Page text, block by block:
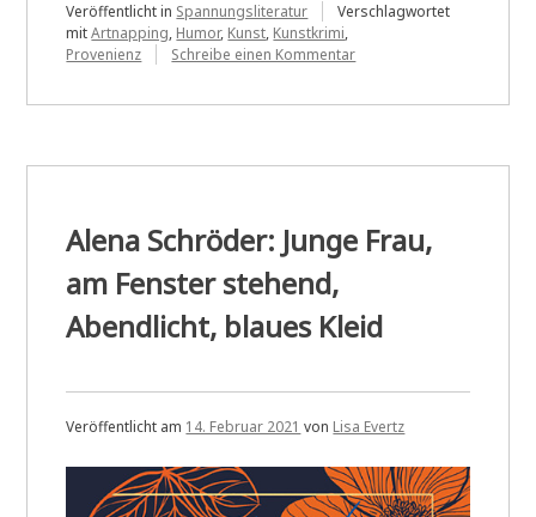
Veröffentlicht in Spannungsliteratur
Verschlagwortet
mitArtnapping, Humor, Kunst, Kunstkrimi,
Provenienz
Schreibe einen Kommentarzu
blauen
Caravaggios
Schatten
Alena Schröder: Junge Frau,
am Fenster stehend,
Abendlicht, blaues Kleid
Veröffentlicht am 14. Februar 2021 von Lisa Evertz